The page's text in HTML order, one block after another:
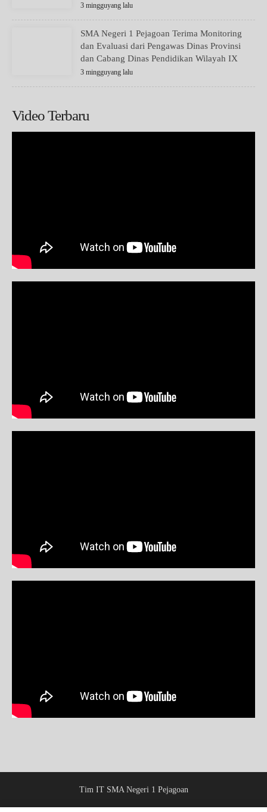
3 mingguyang lalu
SMA Negeri 1 Pejagoan Terima Monitoring
dan Evaluasi dari Pengawas Dinas Provinsi
dan Cabang Dinas Pendidikan Wilayah IX
3 mingguyang lalu
Video Terbaru
Tim IT SMA Negeri 1 Pejagoan